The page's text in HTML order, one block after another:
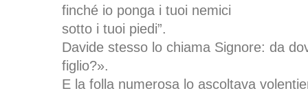
finché io ponga i tuoi nemici
sotto i tuoi piedi”.
Davide stesso lo chiama Signore: da
figlio?».
E la folla numerosa lo ascoltava